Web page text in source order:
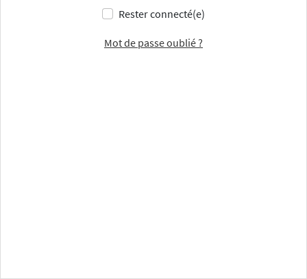
Rester connecté(e)
Mot de passe oublié ?